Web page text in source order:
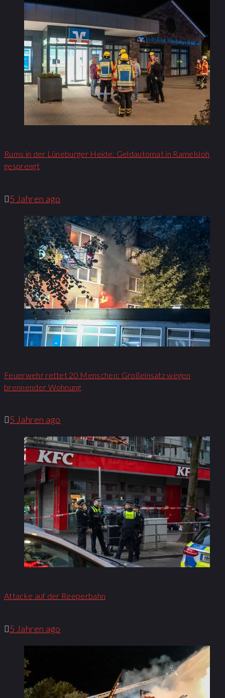
Rums in der Lüneburger Heide: Geldautomat in Ramelsloh
gesprengt
5 Jahren ago
Feuerwehr rettet 20 Menschen: Großeinsatz wegen
brennender Wohnung​
5 Jahren ago
Attacke auf der Reeperbahn
5 Jahren ago